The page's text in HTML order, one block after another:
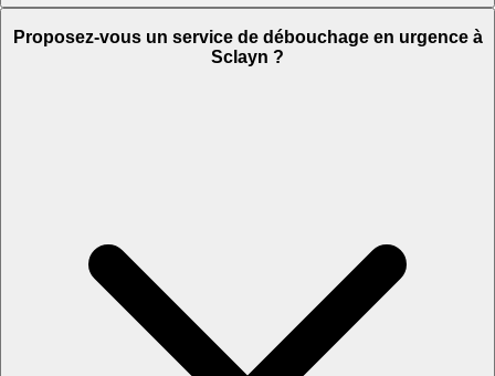
Proposez-vous un service de débouchage en urgence à
Sclayn ?